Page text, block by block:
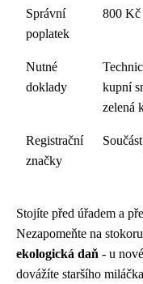
Správní
poplatek
800 Kč
Nutné
doklady
kupní
zelená
Registrační
značky
Stojíte před úřadem a
Nezapomeňte na
ekologická daň - u
dovážíte staršího